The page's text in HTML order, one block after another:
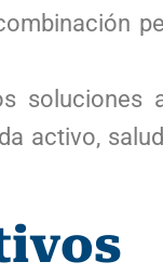
soluciones
activo,